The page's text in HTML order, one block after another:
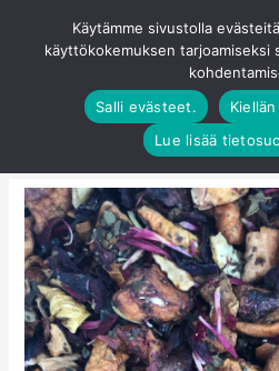
Summer
Spritz
määrä
Käytämme sivustolla
käyttökokemuksen tarjoamiseksi
Salli evästeet.
Lue lisää